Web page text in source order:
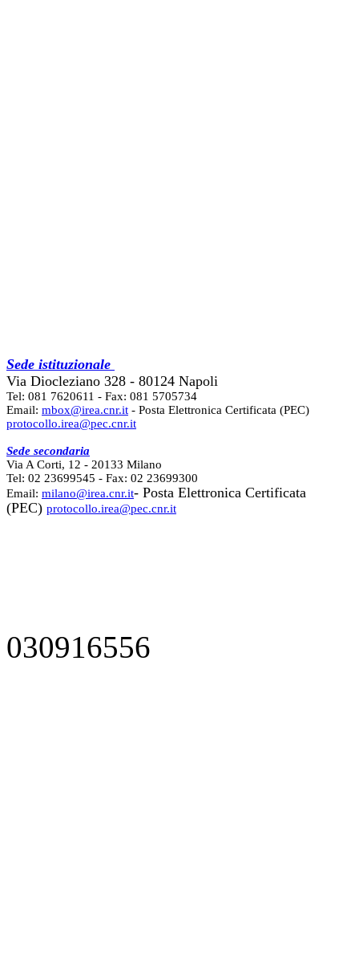
Sede istituzionale
Via Diocleziano 328 - 80124 Napoli
Tel: 081 7620611 - Fax: 081 5705734
Email: mbox@irea.cnr.it - Posta Elettronica Certificata (PEC)
protocollo.irea@pec.cnr.it
Sede secondaria
Via A Corti, 12 - 20133 Milano
Tel: 02 23699545 - Fax: 02 23699300
Email: milano@irea.cnr.it- Posta Elettronica Certificata
(PEC) protocollo.irea@pec.cnr.it
030916556